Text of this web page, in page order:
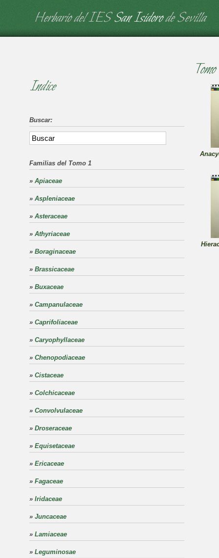
Herbario del IESSan Isidorode Sevilla
Indice
Buscar:
Familias del Tomo 1
» Apiaceae
» Aspleniaceae
» Asteraceae
» Athyriaceae
» Boraginaceae
» Brassicaceae
» Buxaceae
» Campanulaceae
» Caprifoliaceae
» Caryophyllaceae
» Chenopodiaceae
» Cistaceae
» Colchicaceae
» Convolvulaceae
» Droseraceae
» Equisetaceae
» Ericaceae
» Fagaceae
» Iridaceae
» Juncaceae
» Lamiaceae
» Leguminosae